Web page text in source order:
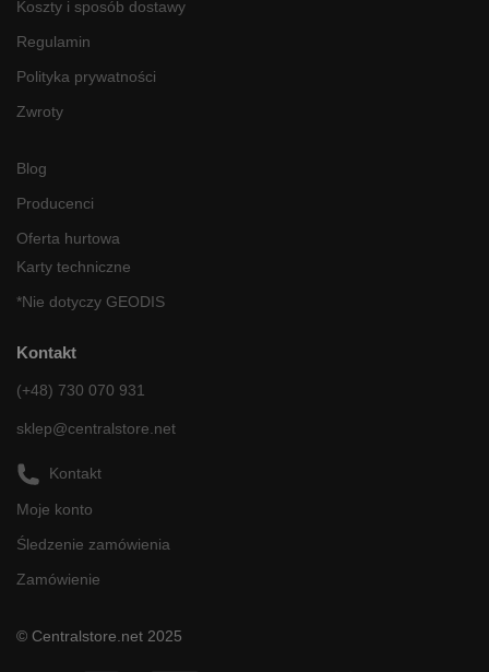
Koszty i sposób dostawy
Regulamin
Polityka prywatności
Zwroty
Blog
Producenci
Oferta hurtowa
Karty techniczne
*Nie dotyczy GEODIS
Kontakt
(+48) 730 070 931
sklep@centralstore.net
Kontakt
Moje konto
Śledzenie zamówienia
Zamówienie
© Centralstore.net 2025